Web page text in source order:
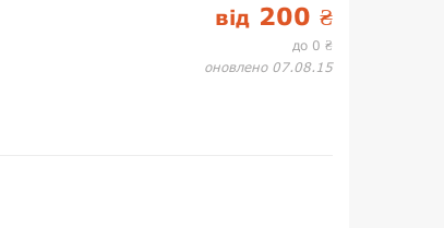
від 200 ₴
до 0 ₴
оновлено 07.08.15